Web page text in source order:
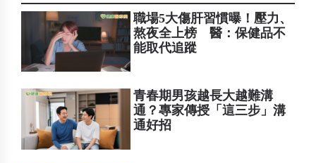
職場5大傷肝習慣曝！壓力、
熬夜全上榜 醫：保健品不
能取代追蹤
青春期男孩越長大越難溝
通？專家傳授「這三步」溝
通好招